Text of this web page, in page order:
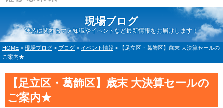
現場ブログ
塗装に関するマメ知識やイベントなど最新情報をお届けします！
HOME > 現場ブログ > ブログ > イベント情報 >
【足立区・葛飾区】歳末 大決算セールの
ご案内★
【足立区・葛飾区】歳末 大決算セールの
ご案内★